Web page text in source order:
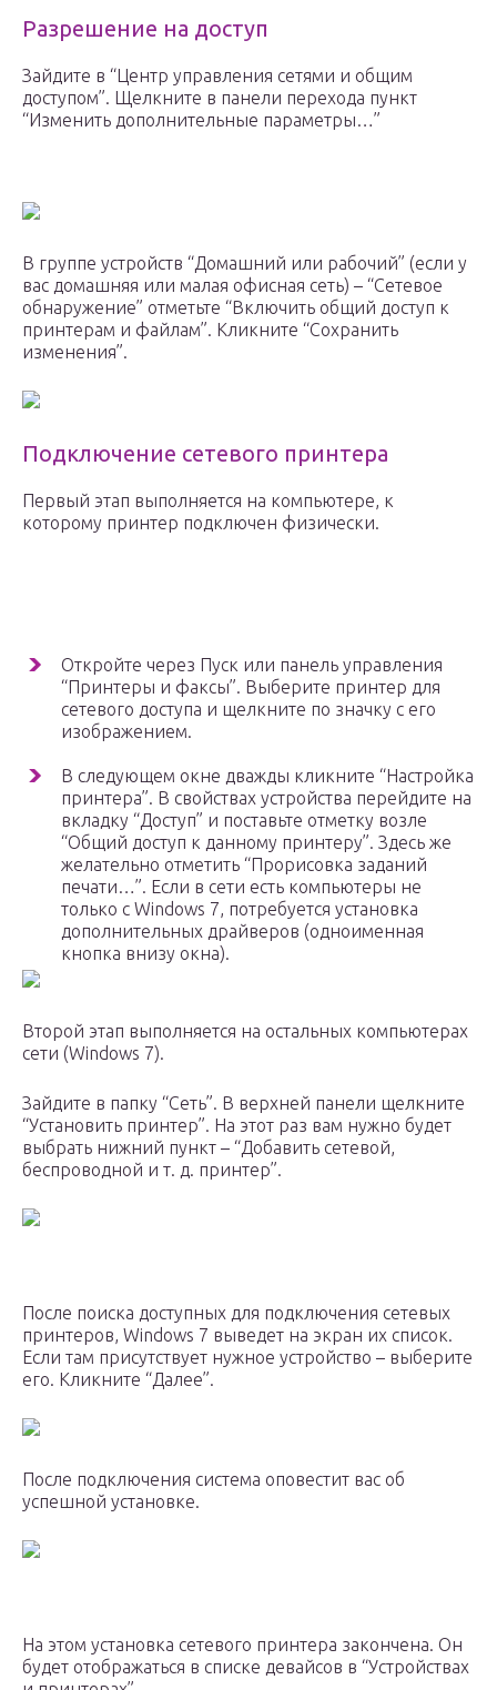
Разрешение на доступ
Зайдите в “Центр управления сетями и общим
доступом”. Щелкните в панели перехода пункт
“Изменить дополнительные параметры…”
В группе устройств “Домашний или рабочий” (если у
вас домашняя или малая офисная сеть) – “Сетевое
обнаружение” отметьте “Включить общий доступ к
принтерам и файлам”. Кликните “Сохранить
изменения”.
Подключение сетевого принтера
Первый этап выполняется на компьютере, к
которому принтер подключен физически.
Откройте через Пуск или панель управления
“Принтеры и факсы”. Выберите принтер для
сетевого доступа и щелкните по значку с его
изображением.
В следующем окне дважды кликните “Настройка
принтера”. В свойствах устройства перейдите на
вкладку “Доступ” и поставьте отметку возле
“Общий доступ к данному принтеру”. Здесь же
желательно отметить “Прорисовка заданий
печати…”. Если в сети есть компьютеры не
только с Windows 7, потребуется установка
дополнительных драйверов (одноименная
кнопка внизу окна).
Второй этап выполняется на остальных компьютерах
сети (Windows 7).
Зайдите в папку “Сеть”. В верхней панели щелкните
“Установить принтер”. На этот раз вам нужно будет
выбрать нижний пункт – “Добавить сетевой,
беспроводной и т. д. принтер”.
После поиска доступных для подключения сетевых
принтеров, Windows 7 выведет на экран их список.
Если там присутствует нужное устройство – выберите
его. Кликните “Далее”.
После подключения система оповестит вас об
успешной установке.
На этом установка сетевого принтера закончена. Он
будет отображаться в списке девайсов в “Устройствах